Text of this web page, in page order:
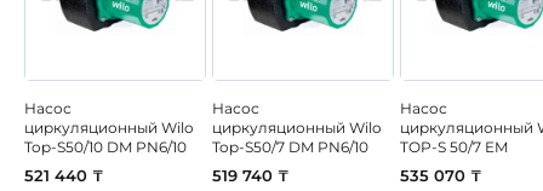
Насос
циркуляционный Wilo
Top-S50/10 DM PN6/10
521 440 ₸
Насос
циркуляционный Wilo
Top-S50/7 DM PN6/10
519 740 ₸
Насос
циркуляционный
TOP-S 50/7 EM
535 070 ₸